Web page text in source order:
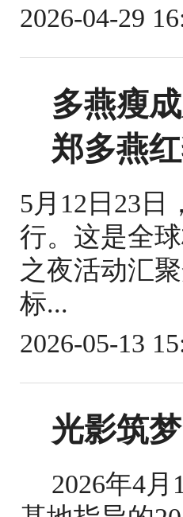
2026-04-29
多燕瘦
郑多燕
5月12日23
行。这是全
之夜活动汇
标...
2026-05-13
光影筑
2026年4